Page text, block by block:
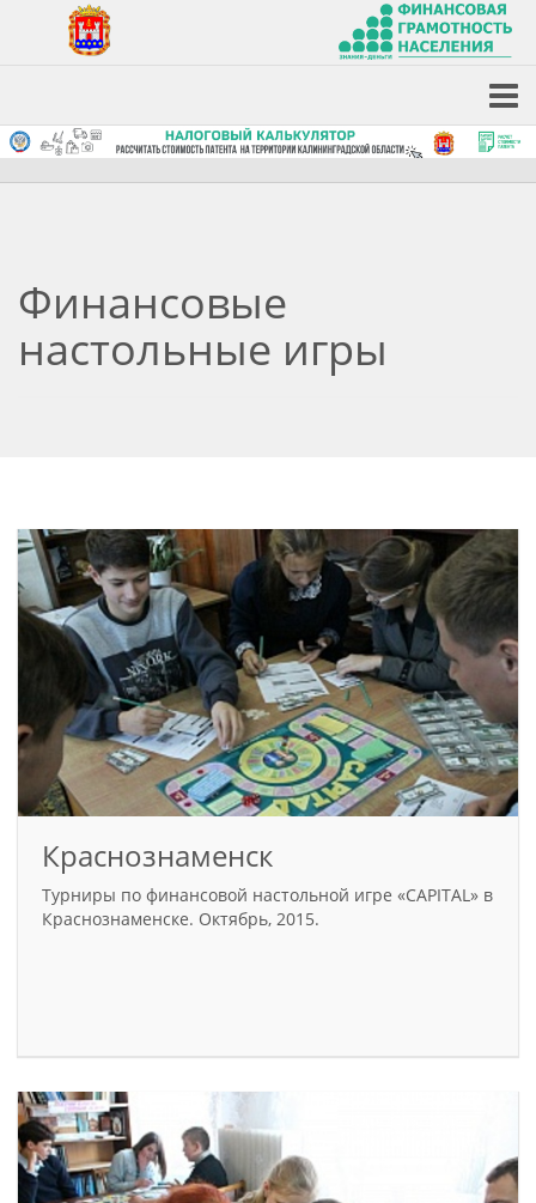
Финансовые
настольные игры
Краснознаменск
Турниры по финансовой настольной игре «CAPITAL» в
Краснознаменске. Октябрь, 2015.